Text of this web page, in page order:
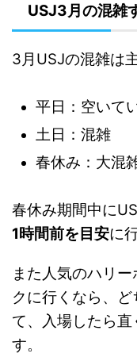
USJ3月の混雑
3月USJの混雑は主
平日：空いて
土日：混雑
春休み：大混
春休み期間中に
1時間前を目安に
また人気のハリ
クに行くなら、
て、入場したら
す。